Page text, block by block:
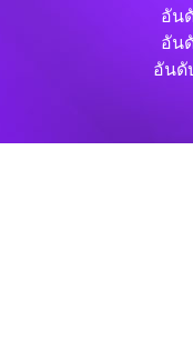
อัน
อัน
อันดั